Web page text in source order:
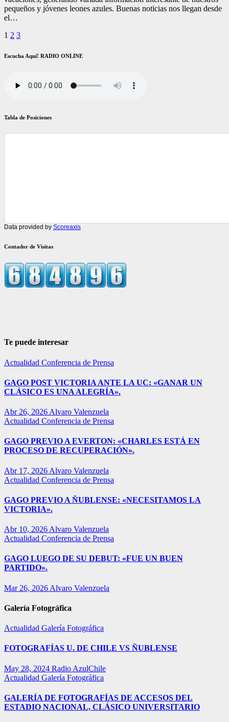
pequeños y jóvenes leones azules. Buenas noticias nos llegan desde
el…
Paginación
de
1 2 3
Escucha Aquí! RADIO ONLINE
Tabla de Posiciones
Data provided by Scoreaxis
Contador de Visitas
Te puede interesar
Actualidad Conferencia de Prensa
GAGO POST VICTORIA ANTE LA UC: «GANAR UN
CLÁSICO ES UNA ALEGRÍA».
Abr 26, 2026 Alvaro Valenzuela
Actualidad Conferencia de Prensa
GAGO PREVIO A EVERTON: «CHARLES ESTÁ EN
PROCESO DE RECUPERACIÓN».
Abr 17, 2026 Alvaro Valenzuela
Actualidad Conferencia de Prensa
GAGO PREVIO A ÑUBLENSE: «NECESITAMOS LA
VICTORIA».
Abr 10, 2026 Alvaro Valenzuela
Actualidad Conferencia de Prensa
GAGO LUEGO DE SU DEBUT: «FUE UN BUEN
PARTIDO».
Mar 26, 2026 Alvaro Valenzuela
Galería Fotográfica
Actualidad Galería Fotográfica
FOTOGRAFÍAS U. DE CHILE VS ÑUBLENSE
May 28, 2024 Radio AzulChile
Actualidad Galería Fotográfica
GALERÍA DE FOTOGRAFÍAS DE ACCESOS DEL
ESTADIO NACIONAL, CLÁSICO UNIVERSITARIO